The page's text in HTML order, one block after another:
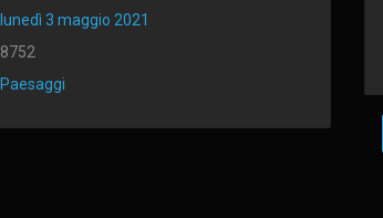
lunedì 3 maggio 2021
8752
Paesaggi